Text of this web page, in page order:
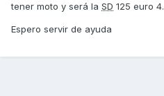
tener moto y será la SD 125 euro 4.
Espero servir de ayuda